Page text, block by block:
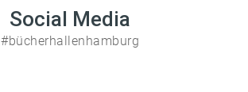
Social Media
#bücherhallenhamburg